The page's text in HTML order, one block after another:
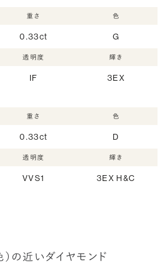
重さ
0.33ct
色
G
透明度
IF
輝き
3EX
重さ
0.33ct
色
D
透明度
VVS1
輝き
3EX H&C
）の近いダイヤモンド